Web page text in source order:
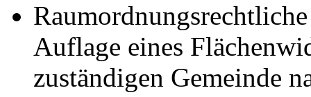
Auflage eines
zuständigen Gemeinde